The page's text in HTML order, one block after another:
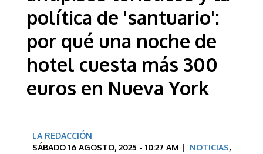
política de 'santuario':
por qué una noche de
hotel cuesta más 300
euros en Nueva York
LA REDACCIÓN
SÁBADO 16 AGOSTO, 2025 - 10:27 AM | NOTICIAS,